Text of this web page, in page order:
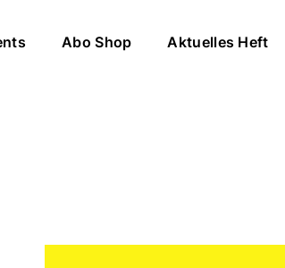
Abo Shop Aktuelles Heft